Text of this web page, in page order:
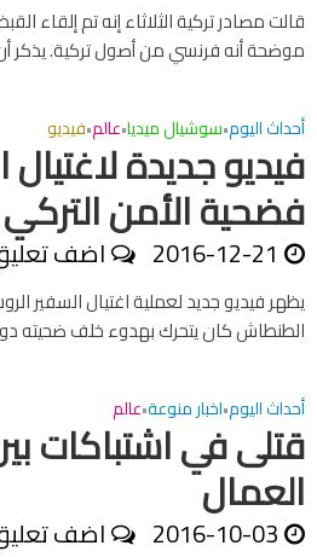
قالت مصادر تركية الثلاثاء إنه تم
موضحة أنه فرنسي من أصول تركية. يذكر
أحداث اليوم•سوشيال ميديا•عالم•فيديو
فيديو جديدة
فضحية الأمن التركي
2016-12-21 اضف
يظهر فيديو جديد لعملية اغتيال السفير
الطنطاش كان يتحرك بهدوء خلف ضحيته
أحداث اليوم•اخبار منوعة•عالم
قتلى في اشتباكات
العمال
2016-10-03 اضف